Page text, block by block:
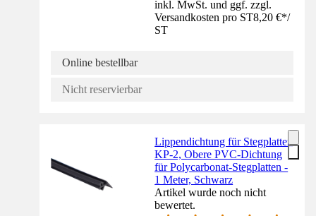
inkl. MwSt. und ggf. zzgl.
Versandkosten pro ST8,20 €*/
ST
Online bestellbar
Nicht reservierbar
Lippendichtung für Stegplatten
KP-2, Obere PVC-Dichtung
für Polycarbonat-Stegplatten -
1 Meter, Schwarz
Artikel wurde noch nicht
bewertet.